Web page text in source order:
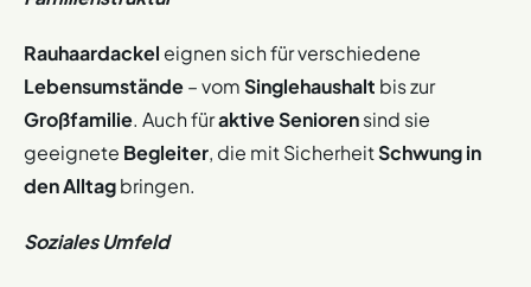
Streicheleinheiten von ihnen vertrauten Menschen.
Rauhaardackel eignen sich für verschiedene
Lebensumstände– vomSinglehaushalt bis zur
Großfamilie. Auch füraktive Seniorensind sie
geeignete Begleiter, die mit SicherheitSchwung in
den Alltagbringen.
Soziales Umfeld